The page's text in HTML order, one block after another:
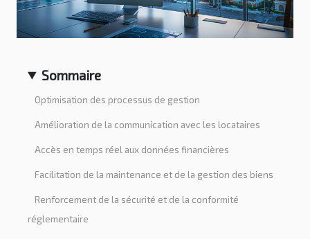
Sommaire
Optimisation des processus de gestion
Amélioration de la communication avec les locataires
Accès en temps réel aux données financières
Facilitation de la maintenance et de la gestion des biens
Renforcement de la sécurité et de la conformité
réglementaire